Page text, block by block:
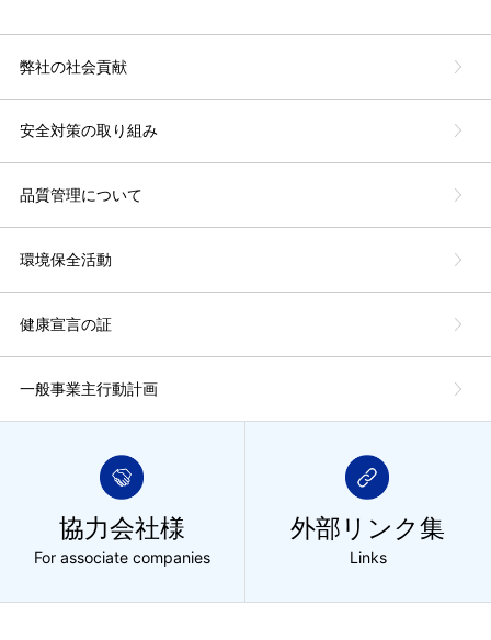
弊社の社会貢献
安全対策の取り組み
品質管理について
環境保全活動
健康宣言の証
一般事業主行動計画
協力会社様
For associate companies
外部リンク集
Links